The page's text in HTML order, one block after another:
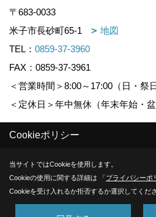
〒683-0033
米子市長砂町65-1
地図
TEL： 0859-37-3960
FAX：0859-37-3961
＜営業時間＞8:00～17:00（日・祭
＜定休日＞年中無休（年末年始・盆
Produced byゴデスクリエイト
Cookieポリシー
当サイトではCookieを使用します。
Cookieの使用に関する詳細は 「プライバシーポ
Cookieを受け入れるか拒否するか選択してくださ